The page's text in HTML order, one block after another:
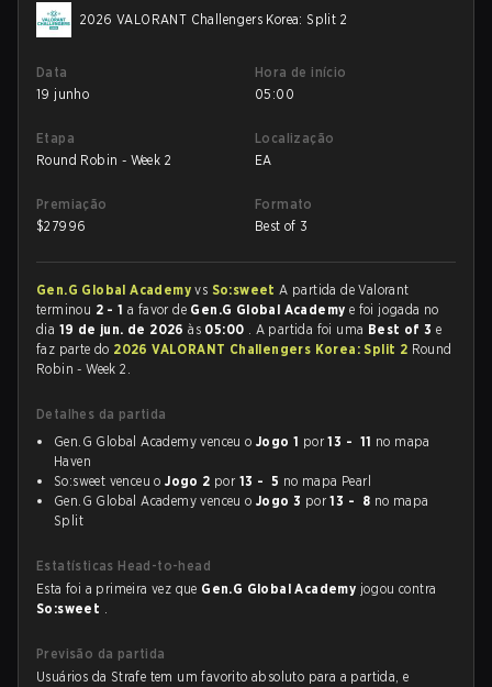
2026 VALORANT Challengers Korea: Split 2
Data
19 junho
Hora de início
05:00
Etapa
Round Robin - Week 2
Localização
EA
Premiação
$27996
Formato
Best of 3
Gen.G Global Academyvs So:sweetA partida de Valorant
terminou 2 - 1 a favor de Gen.G Global Academy e foi jogada no
dia 19 de jun. de 2026às 05:00 . A partida foi uma Best of 3 e
faz parte do 2026 VALORANT Challengers Korea: Split 2 Round
Robin - Week 2.
Detalhes da partida
Gen.G Global Academy venceu o Jogo 1 por13 - 11 no mapa
Haven
So:sweet venceu oJogo 2 por 13 - 5 no mapa Pearl
Gen.G Global Academy venceu o Jogo 3 por13 - 8 no mapa
Split
Estatísticas Head-to-head
Esta foi a primeira vez que Gen.G Global Academy jogou contra
So:sweet .
Previsão da partida
Usuários da Strafe tem um favorito absoluto para a partida, e